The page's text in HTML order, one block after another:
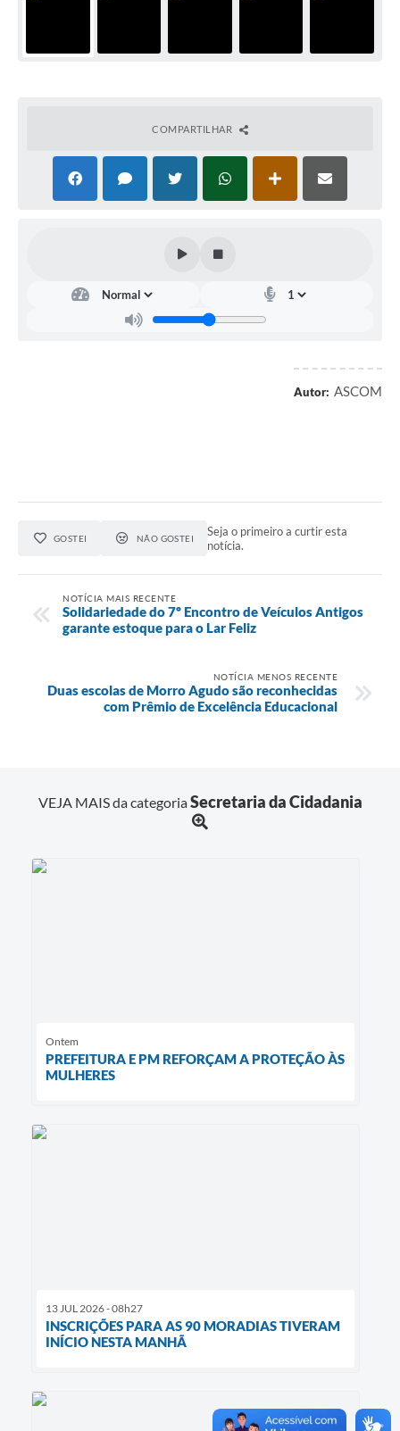
COMPARTILHAR
Autor: ASCOM
GOSTEI NÃO GOSTEI
Seja o primeiro a curtir esta
notícia.
NOTÍCIA MAIS RECENTE
Solidariedade do 7º Encontro de Veículos Antigos
garante estoque para o Lar Feliz
NOTÍCIA MENOS RECENTE
Duas escolas de Morro Agudo são reconhecidas
com Prêmio de Excelência Educacional
VEJA MAIS da categoriaSecretaria da Cidadania
Ontem
PREFEITURA E PM REFORÇAM A PROTEÇÃO ÀS
MULHERES
13 JUL 2026 - 08h27
INSCRIÇÕES PARA AS 90 MORADIAS TIVERAM
INÍCIO NESTA MANHÃ